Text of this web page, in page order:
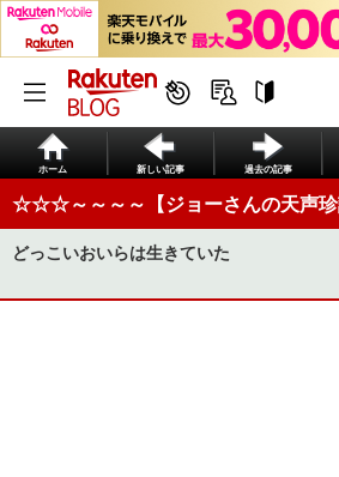
ホーム 新しい記事 過去の記事
☆☆☆～～～～【ジョーさんの天声
どっこいおいらは生きていた